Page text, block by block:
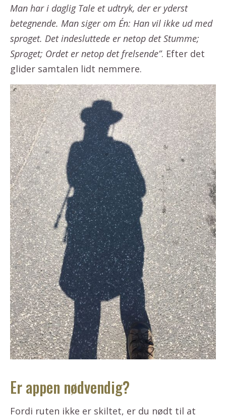
Man har i daglig Tale et udtryk, der er yderst
betegnende. Man siger om Én: Han vil ikke ud med
sproget. Det indesluttede er netop det Stumme;
Sproget; Ordet er netop det frelsende”. Efter det
glider samtalen lidt nemmere.
Er appen nødvendig?
Fordi ruten ikke er skiltet, er du nødt til at